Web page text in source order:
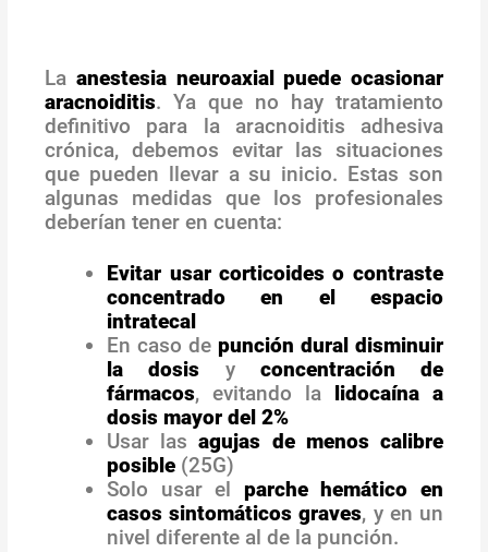
La anestesia neuroaxial puede ocasionar
aracnoiditis. Ya que no hay tratamiento
definitivo para la aracnoiditis adhesiva
crónica, debemos evitar las situaciones
que pueden llevar a su inicio. Estas son
algunas medidas que los profesionales
deberían tener en cuenta:
Evitar usar corticoides o contraste
concentrado en el espacio
intratecal
En caso de punción dural disminuir
la dosis y concentración de
fármacos, evitando la lidocaína a
dosis mayor del 2%
Usar lasagujas de menos calibre
posible (25G)
Solo usar el parche hemático en
casos sintomáticos graves, y en un
nivel diferente al de la punción.